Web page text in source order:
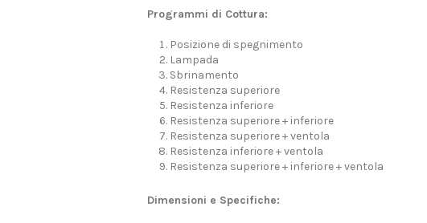
Programmi di Cottura:
Posizione di spegnimento
Lampada
Sbrinamento
Resistenza superiore
Resistenza inferiore
Resistenza superiore + inferiore
Resistenza superiore + ventola
Resistenza inferiore + ventola
Resistenza superiore + inferiore + ventola
Dimensioni e Specifiche: